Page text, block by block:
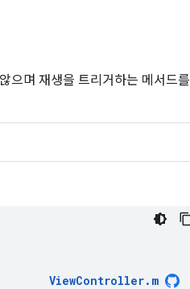
으며 재생을 트리거하는 메서드를
ViewController. m